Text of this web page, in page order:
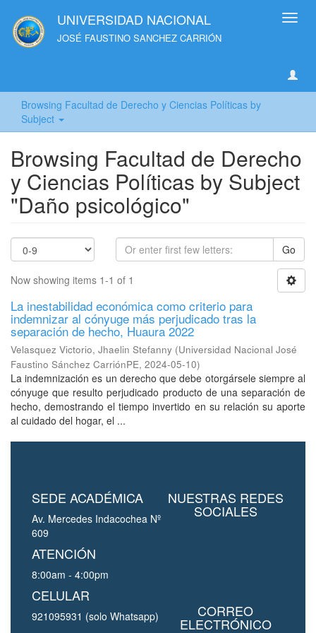
UNIVERSIDAD NACIONAL
JOSÉ FAUSTINO SANCHEZ CARRIÓN
Browsing Facultad de Derecho y Ciencias Políticas by
Subject
Browsing Facultad de Derecho
y Ciencias Políticas by Subject
"Daño psicológico"
Go
Now showing items 1-1 of 1
La inestabilidad económica como criterio para
indemnizar al cónyuge más perjudicado tras la
separación de hecho, Huaura 2022
Velasquez Victorio, Jhaelin Stefanny (Universidad Nacional José
Faustino Sánchez CarriónPE, 2024-05-10)
La indemnización es un derecho que debe otorgársele siempre al
cónyuge que resulto perjudicado producto de una separación de
hecho, demostrando el tiempo invertido en su relación su aporte
al cuidado del hogar, el ...
SEDE ACADÉMICA
Av. Mercedes Indacochea Nº
609
ATENCIÓN
8:00am - 4:00pm
CELULAR
921095931 (solo Whatsapp)
NUESTRAS REDES
SOCIALES
CORREO
ELECTRÓNICO